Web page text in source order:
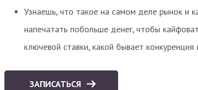
Узнаешь, что такое на самом деле рынок и
напечатать побольше денег, чтобы
ключевой ставки, какой бывает
ЗАПИСАТЬСЯ